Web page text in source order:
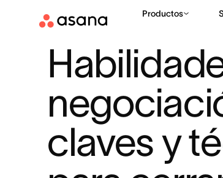
Productos
claves y